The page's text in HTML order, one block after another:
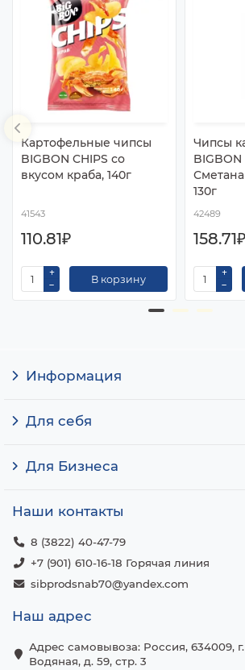
Картофельные чипсы
BIGBON CHIPS со
вкусом краба, 140г
41543
110.81₽
В корзину
Чипсы
130г
42489
158.71₽
Информация
Для себя
Для Бизнеса
Наши контакты
8 (3822) 40-47-79
+7 (901) 610-16-18 Горячая линия
sibprodsnab70@yandex.com
Наш адрес
Адрес самовывоза: Россия, 634009,
Водяная, д. 59, стр. 3